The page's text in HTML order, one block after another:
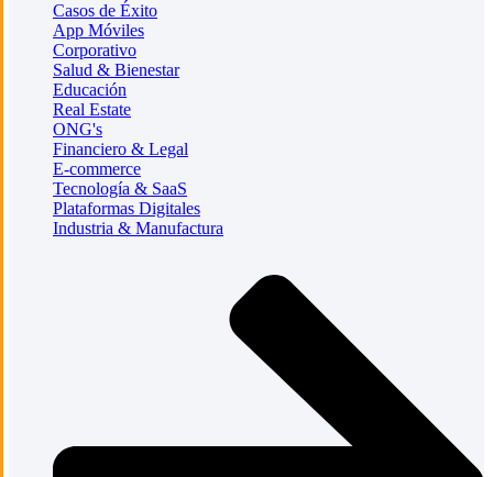
Casos de Éxito
App Móviles
Corporativo
Salud & Bienestar
Educación
Real Estate
ONG's
Financiero & Legal
E-commerce
Tecnología & SaaS
Plataformas Digitales
Industria & Manufactura